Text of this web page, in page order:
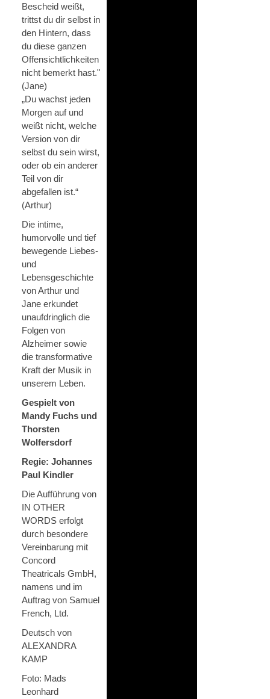
Bescheid weißt,
trittst du dir selbst in
den Hintern, dass
du diese ganzen
Offensichtlichkeiten
nicht bemerkt hast."
(Jane)
„Du wachst jeden
Morgen auf und
weißt nicht, welche
Version von dir
selbst du sein wirst,
oder ob ein anderer
Teil von dir
abgefallen ist.“
(Arthur)
Die intime,
humorvolle und tief
bewegende Liebes-
und
Lebensgeschichte
von Arthur und
Jane erkundet
unaufdringlich die
Folgen von
Alzheimer sowie
die transformative
Kraft der Musik in
unserem Leben.
Gespielt von
Mandy Fuchs und
Thorsten
Wolfersdorf
Regie: Johannes
Paul Kindler
Die Aufführung von
IN OTHER
WORDS erfolgt
durch besondere
Vereinbarung mit
Concord
Theatricals GmbH,
namens und im
Auftrag von Samuel
French, Ltd.
Deutsch von
ALEXANDRA
KAMP
Foto: Mads
Leonhard